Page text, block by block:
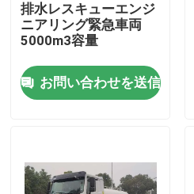
家
プロダクト
工場旅行
排水レスキューエンジ
ニアリング緊急車両
5000m3容量
お問い合わせを送信